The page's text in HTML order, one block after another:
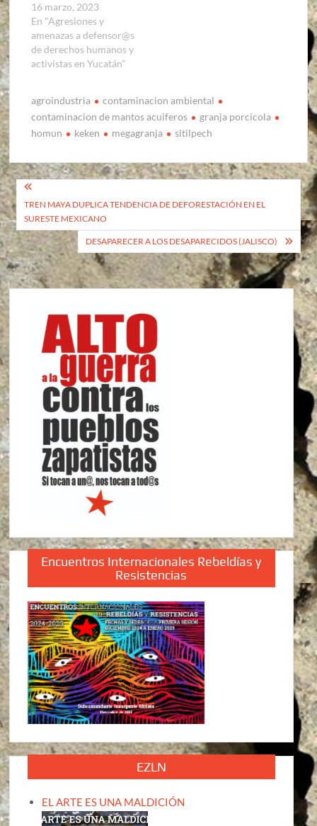
16 marzo, 2023
En "Agresiones y
amenazas a defensor@s
de derechos humanos y
activistas en Yucatán"
agroindustria
contaminacion ambiental
contaminacion de mantos acuiferos
granja porcicola
homun
keken megagranja sitilpech
Navegación
de
entradas
TREN MAYA DUPLICA TENDENCIA DE DEFORESTACIÓN EN EL
SURESTE MEXICANO
DESAPARECER A LOS DESAPARECIDOS (JALISCO)
Encuentros Internacionales Rebeldías y
Resistencias
EZLN
EL ARTE ES UNA MALDICIÓN